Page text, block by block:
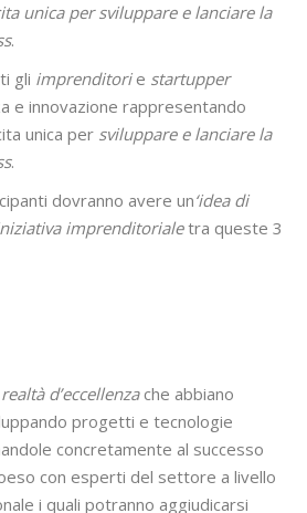
unica per sviluppare e lanciare la
.
gli imprenditorie startupper
e innovazione rappresentando
unica per sviluppare e lanciare la
.
dovranno avere un‘idea di
imprenditorialetra queste 3
d’eccellenzache abbiano
progetti e tecnologie
concretamente al successo
con esperti del settore a livello
i quali potranno aggiudicarsi